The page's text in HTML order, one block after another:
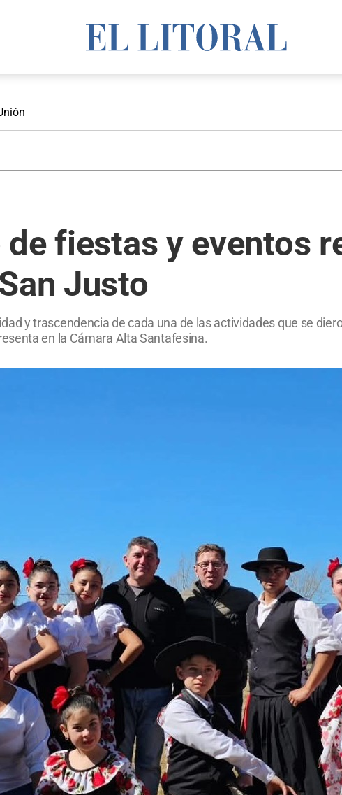
fiestas y eventos
Justo
y trascendencia de cada una de las actividades que se
en la Cámara Alta Santafesina.